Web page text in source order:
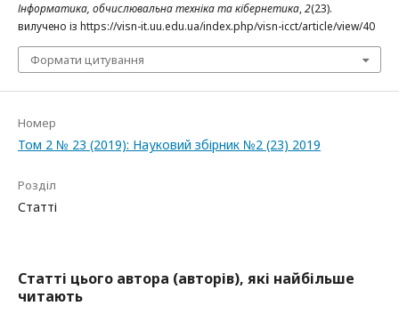
Інформатика, обчислювальна техніка та кібернетика,2(23).
вилучено із https://visn-it.uu.edu.ua/index.php/visn-icct/article/view/40
Формати цитування
Номер
Том 2 № 23 (2019): Науковий збірник №2 (23) 2019
Розділ
Статті
Статті цього автора (авторів), які найбільше
читають